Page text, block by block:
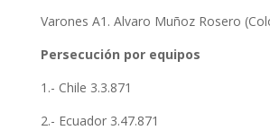
Varones A1. Alvaro Muñoz Rosero
Persecución por equipos
1.- Chile 3.3.871
2.- Ecuador 3.47.871